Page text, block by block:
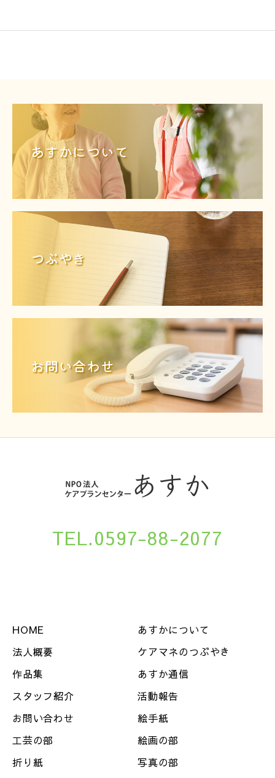
あすかについて
つぶやき
お問い合わせ
TEL.0597-88-2077
HOME
あすかについて
法人概要
ケアマネのつぶやき
作品集
あすか通信
スタッフ紹介
活動報告
お問い合わせ
絵手紙
工芸の部
絵画の部
折り紙
写真の部